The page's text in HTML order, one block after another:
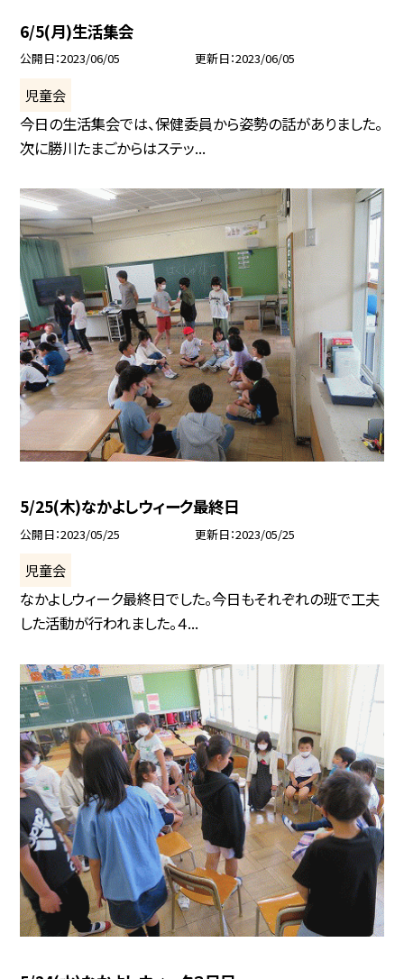
6/5(月)生活集会
公開日 2023/06/05 更新日 2023/06/05
児童会
今日の生活集会では、保健委員から姿勢の話がありました。
次に勝川たまごからはステッ...
5/25(木)なかよしウィーク最終日
公開日 2023/05/25 更新日 2023/05/25
児童会
なかよしウィーク最終日でした。今日もそれぞれの班で工夫
した活動が行われました。４...